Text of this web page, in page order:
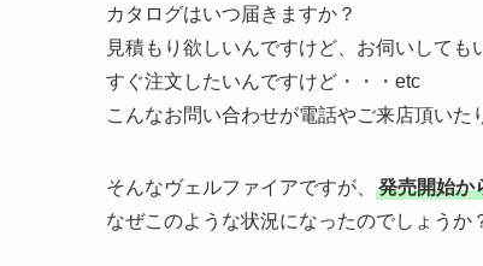
カタログはいつ届きますか？
見積もり欲しいんですけど、お伺いしても
すぐ注文したいんですけど・・・etc
こんなお問い合わせが電話やご来店頂いた
そんなヴェルファイアですが、 発売開始か
なぜこのような状況になったのでしょうか